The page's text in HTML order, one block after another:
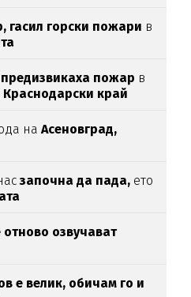
гасил горски пожари в
пожар в
Краснодарски край
наАсеновград,
започна да пада, ето
озвучават
е велик, обичам го и